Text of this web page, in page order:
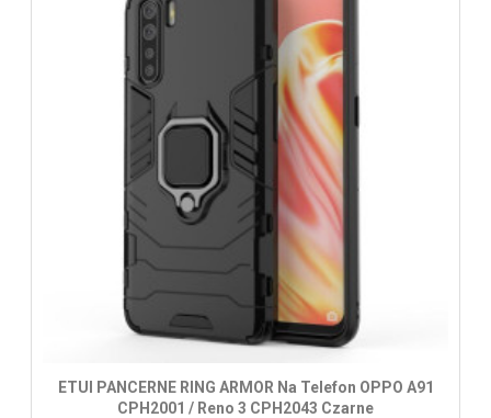
ETUI PANCERNE RING ARMOR Na Telefon OPPO A91
CPH2001 / Reno 3 CPH2043 Czarne